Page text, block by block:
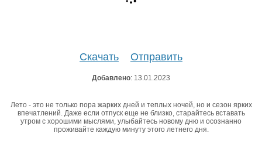
Скачать Отправить
Добавлено: 13.01.2023
Лето - это не только пора жарких дней и теплых ночей, но и сезон ярких
впечатлений. Даже если отпуск еще не близко, старайтесь вставать
утром с хорошими мыслями, улыбайтесь новому дню и осознанно
проживайте каждую минуту этого летнего дня.